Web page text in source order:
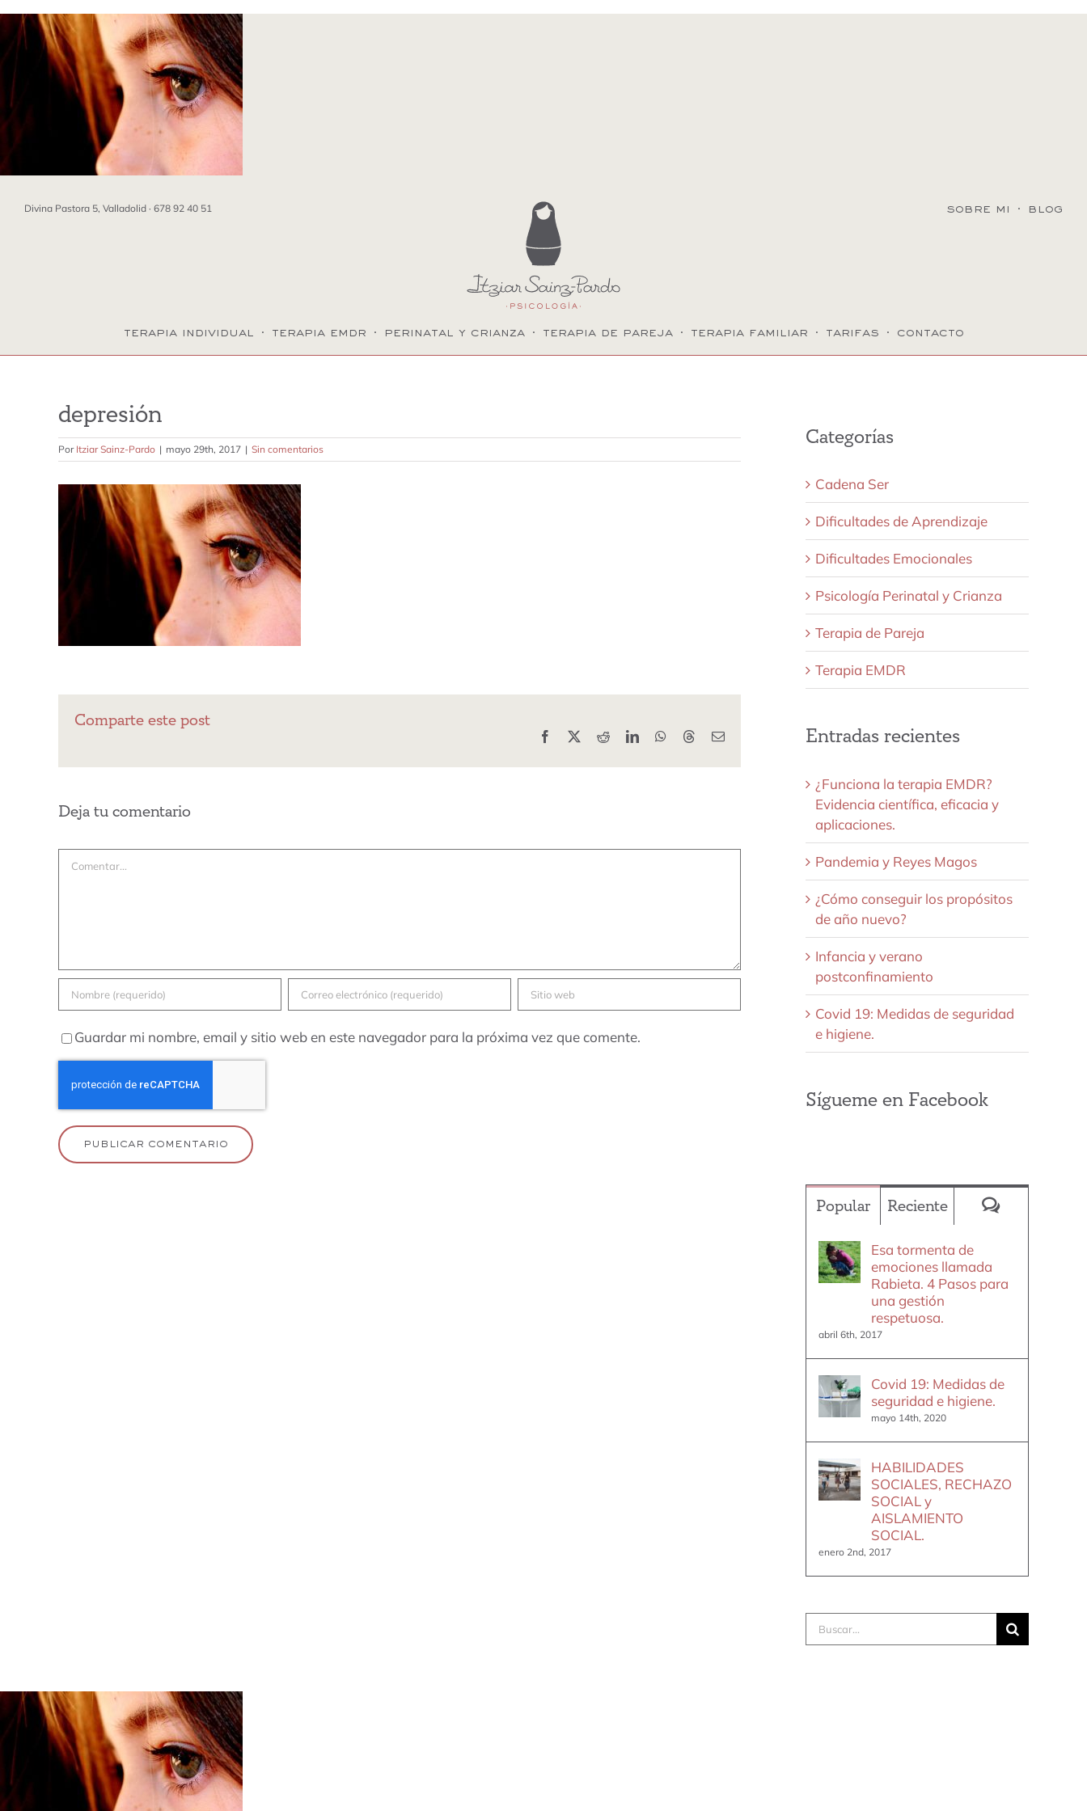
contenido
Divina Pastora 5, Valladolid · 678 92 40 51 sobre mi · blog
terapia individual · terapia emdr · perinatal y crianza · terapia de pareja · terapia familiar · tarifas · contacto
depresión
Por Itziar Sainz-Pardo | mayo 29th, 2017 | Sin comentarios
Comparte este post
Facebook RedditLinkedInWhatsApp
ThreadsCorreo
Deja tu comentario
Guardar mi nombre, email y sitio web en este navegador para la próxima vez que comente.
Categorías
Cadena Ser
Dificultades de Aprendizaje
Dificultades Emocionales
Psicología Perinatal y Crianza
Terapia de Pareja
Terapia EMDR
Entradas recientes
¿Funciona la terapia EMDR?
Evidencia científica, eficacia y
aplicaciones.
Pandemia y Reyes Magos
¿Cómo conseguir los propósitos
de año nuevo?
Infancia y verano
postconfinamiento
Covid 19: Medidas de seguridad
e higiene.
Sígueme en Facebook
Popular Reciente
Esa tormenta de
emociones llamada
Rabieta. 4 Pasos para
una gestión
respetuosa.
abril 6th, 2017
Covid 19: Medidas de
seguridad e higiene.
mayo 14th, 2020
HABILIDADES
SOCIALES, RECHAZO
SOCIAL y
AISLAMIENTO
SOCIAL.
enero 2nd, 2017
Buscar: